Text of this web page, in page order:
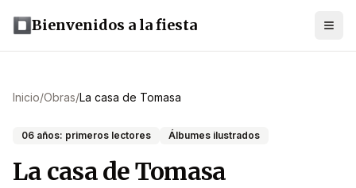
Bienvenidos a la fiesta
Inicio/Obras/La casa de Tomasa
06 años: primeros lectores Álbumes ilustrados
La casa de Tomasa